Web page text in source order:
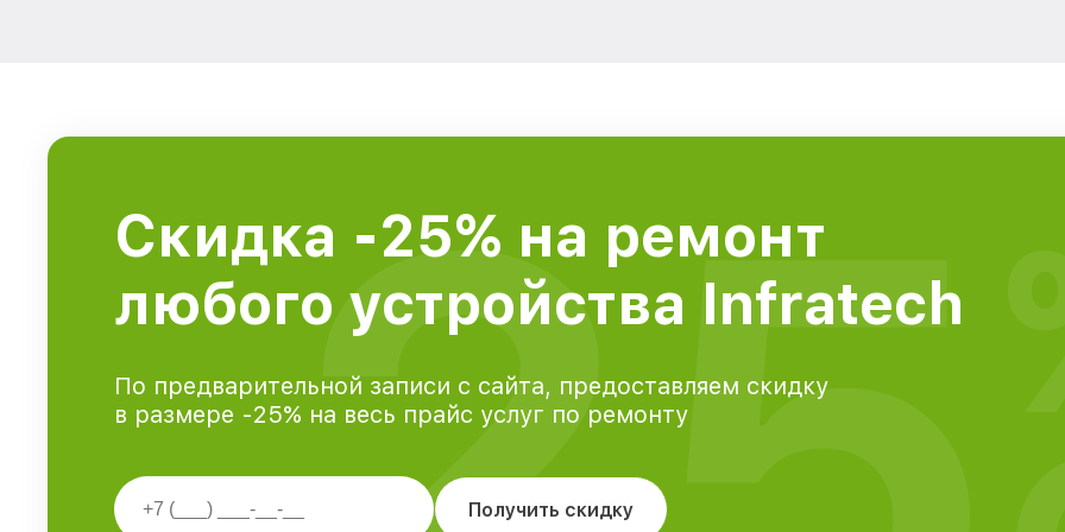
Скидка -25% на ремонт
любого устройства Infratech
По предварительной записи с сайта, предоставляем скидку
в размере -25% на весь прайс услуг по ремонту
Получить скидку